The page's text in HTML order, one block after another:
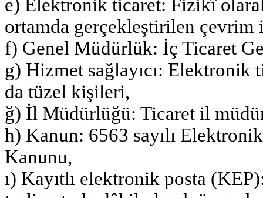
e) Elektronik ticaret: Fizikî
ortamda gerçekleştirilen
f) Genel Müdürlük: İç Ticaret
g) Hizmet sağlayıcı:
da tüzel kişileri,
ğ) İl Müdürlüğü: Ticaret il
h) Kanun: 6563 sayılı
Kanunu,
ı) Kayıtlı elektronik posta